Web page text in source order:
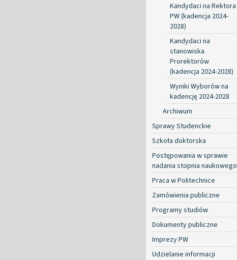
Kandydaci na Rektora
PW (kadencja 2024-
2028)
Kandydaci na
stanowiska
Prorektorów
(kadencja 2024-2028)
Wyniki Wyborów na
kadencję 2024-2028
Archiwum
Sprawy Studenckie
Szkoła doktorska
Postępowania w sprawie
nadania stopnia naukowego
Praca w Politechnice
Zamówienia publiczne
Programy studiów
Dokumenty publiczne
Imprezy PW
Udzielanie informacji